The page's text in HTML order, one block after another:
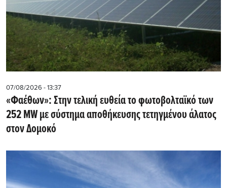
07/08/2026 - 13:37
«Φαέθων»: Στην τελική ευθεία το φωτοβολταϊκό των
252 MW με σύστημα αποθήκευσης τετηγμένου άλατος
στον Δομοκό